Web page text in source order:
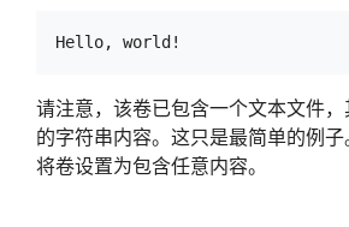
请注意，该卷已包含一个文本文件
的字符串内容。这只是最简单的例
将卷设置为包含任意内容。